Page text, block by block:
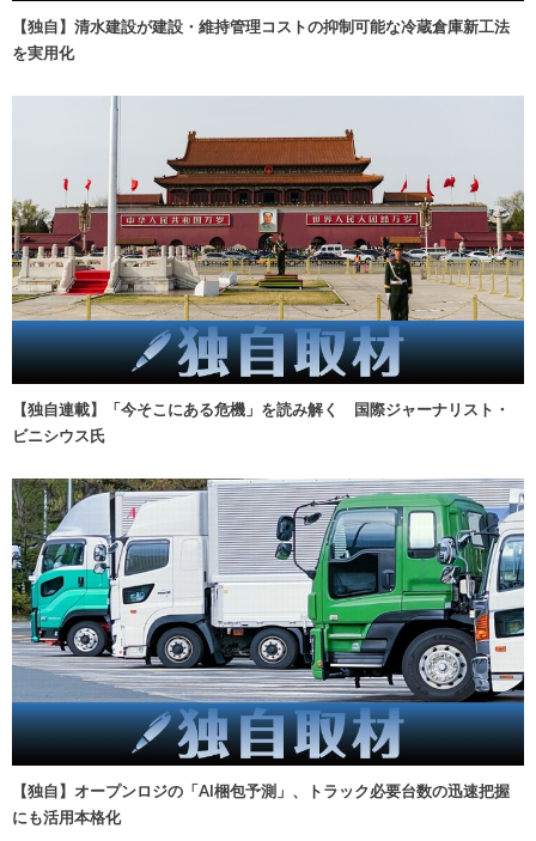
【独自】清水建設が建設・維持管理コストの抑制可能な冷蔵倉庫新工法
を実用化
【独自連載】「今そこにある危機」を読み解く 国際ジャーナリスト・
ビニシウス氏
【独自】オープンロジの「AI梱包予測」、トラック必要台数の迅速把握
にも活用本格化